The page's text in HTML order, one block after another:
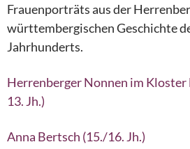
Frauenporträts aus der
württembergischen Geschichte
Jahrhunderts.
Herrenberger Nonnen im
13. Jh.)
Anna Bertsch (15./16. Jh.)